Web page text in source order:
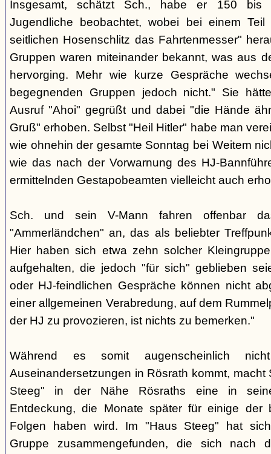
Insgesamt, schätzt Sch., habe er 150 bis
Jugendliche beobachtet, wobei bei einem
seitlichen Hosenschlitz das Fahrtenmesser"
Gruppen waren miteinander bekannt, was aus
hervorging. Mehr wie kurze Gespräche
begegnenden Gruppen jedoch nicht." Sie
Ausruf "Ahoi" gegrüßt und dabei "die Hände
Gruß" erhoben. Selbst "Heil Hitler" habe man
wie ohnehin der gesamte Sonntag bei Weitem
wie das nach der Vorwarnung des HJ-
ermittelnden Gestapobeamten vielleicht auch
Sch. und sein V-Mann fahren offenbar
"Ammerländchen" an, das als beliebter
Hier haben sich etwa zehn solcher
aufgehalten, die jedoch "für sich" geblieben
oder HJ-feindlichen Gespräche können nicht
einer allgemeinen Verabredung, auf dem
der HJ zu provozieren, ist nichts zu bemerken."
Während es somit augenscheinlich
Auseinandersetzungen in Rösrath kommt, macht
Steeg" in der Nähe Rösraths eine in
Entdeckung, die Monate später für einige der
Folgen haben wird. Im "Haus Steeg" hat
Gruppe zusammengefunden, die sich nach